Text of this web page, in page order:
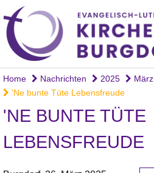
Home Nachrichten 2025
März
'Ne bunte Tüte Lebensfreude
'NE BUNTE TÜTE
LEBENSFREUDE